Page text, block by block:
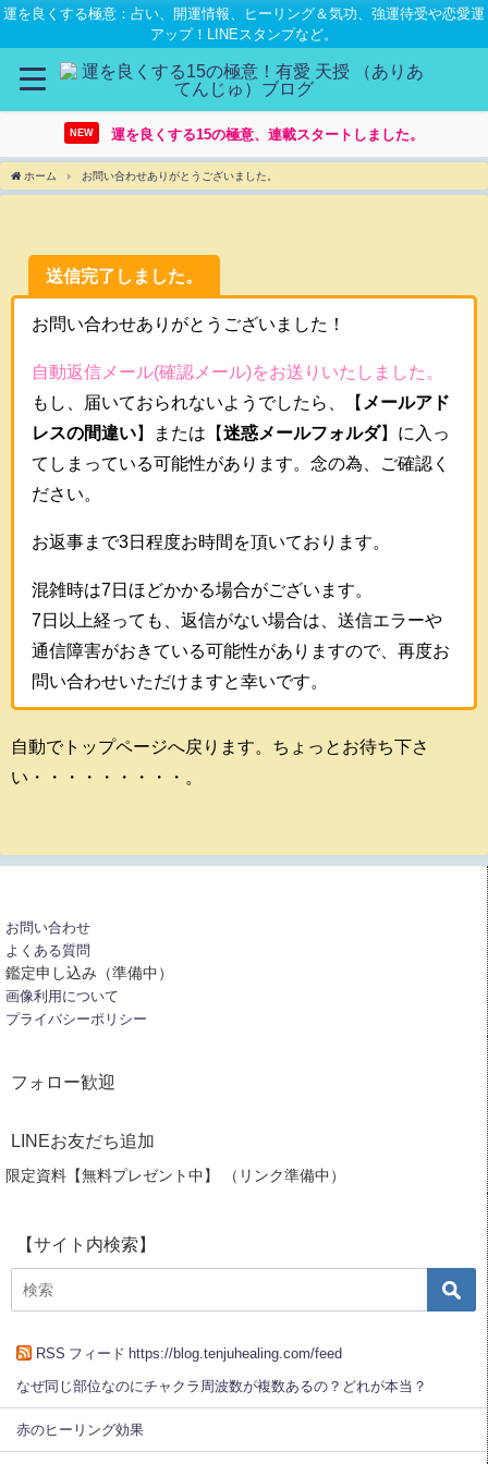
運を良くする極意：占い、開運情報、ヒーリング＆気功、強運待受や恋愛運
アップ！LINEスタンプなど。
NEW 運を良くする15の極意、連載スタートしました。
ホーム お問い合わせありがとうございました。
送信完了しました。
お問い合わせありがとうございました！
自動返信メール(確認メール)をお送りいたしました。
もし、届いておられないようでしたら、【 メールアド
レスの間違い】または【迷惑メールフォルダ】に入っ
てしまっている可能性があります。念の為、ご確認く
ださい。
お返事まで3日程度お時間を頂いております。
混雑時は7日ほどかかる場合がございます。
7日以上経っても、返信がない場合は、送信エラーや
通信障害がおきている可能性がありますので、再度お
問い合わせいただけますと幸いです。
自動でトップページへ戻ります。ちょっとお待ち下さ
い・・・・・・・・・。
お問い合わせ
よくある質問
鑑定申し込み（準備中）
画像利用について
プライバシーポリシー
フォロー歓迎
LINEお友だち追加
限定資料【無料プレゼント中】 （リンク準備中）
【サイト内検索】
RSS フィード https://blog.tenjuhealing.com/feed
なぜ同じ部位なのにチャクラ周波数が複数あるの？どれが本当？
赤のヒーリング効果